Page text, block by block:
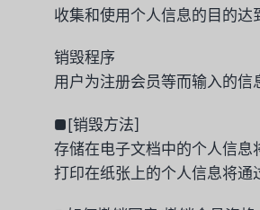
收集和使用个人信息的目的达
销毁程序
用户为注册会员等而输入的信
■[销毁方法］
存储在电子文档中的个人信息
打印在纸张上的个人信息将通